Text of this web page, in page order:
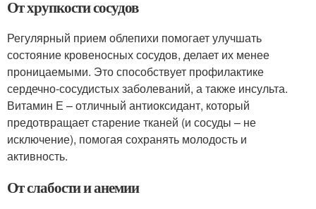
От хрупкости сосудов
Регулярный прием облепихи помогает улучшать
состояние кровеносных сосудов, делает их менее
проницаемыми. Это способствует профилактике
сердечно-сосудистых заболеваний, а также инсульта.
Витамин Е – отличный антиоксидант, который
предотвращает старение тканей (и сосуды – не
исключение), помогая сохранять молодость и
активность.
От слабости и анемии